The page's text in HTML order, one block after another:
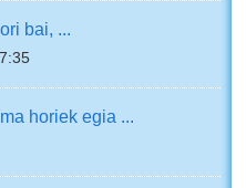
bai, ...
horiek egia ...